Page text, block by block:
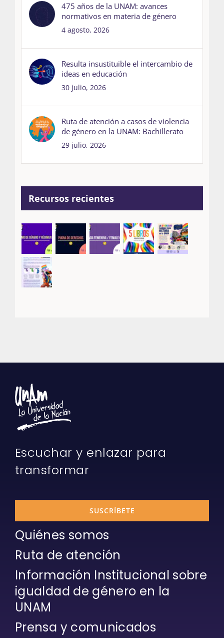
475 años de la UNAM: avances
normativos en materia de género
4 agosto, 2026
Resulta insustituible el intercambio de
ideas en educación
30 julio, 2026
Ruta de atención a casos de violencia
de género en la UNAM: Bachillerato
29 julio, 2026
Recursos recientes
Escuchar y enlazar para
transformar
SUSCRÍBETE
Quiénes somos
Ruta de atención
Información Institucional sobre
igualdad de género en la
UNAM
Prensa y comunicados